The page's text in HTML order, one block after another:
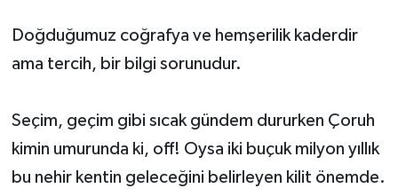
Doğduğumuz coğrafya ve hemşerilik kaderdir
ama tercih, bir bilgi sorunudur.
Seçim, geçim gibi sıcak gündem dururken Çoruh
kimin umurunda ki, off! Oysa iki buçuk milyon yıllık
bu nehir kentin geleceğini belirleyen kilit önemde.